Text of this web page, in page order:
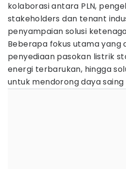
kolaborasi antara PLN,
stakeholders dan tenant
penyampaian solusi
Beberapa fokus utama yang
penyediaan pasokan listrik
energi terbarukan, hingga
untuk mendorong daya saing